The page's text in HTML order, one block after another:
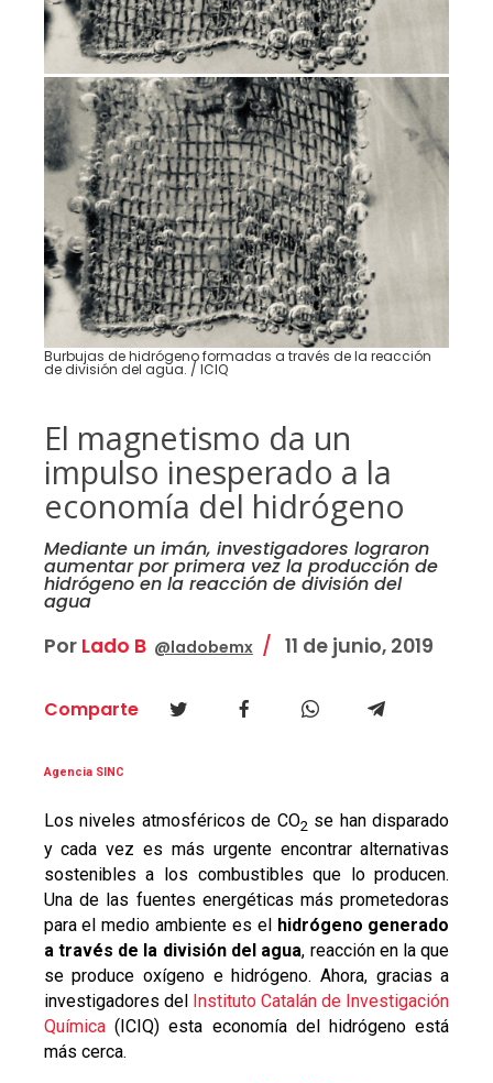
Burbujas de hidrógeno formadas a través de la reacción
de división del agua. / ICIQ
El magnetismo da un
impulso inesperado a la
economía del hidrógeno
Mediante un imán, investigadores lograron
aumentar por primera vez la producción de
hidrógeno en la reacción de división del
agua
Por Lado B @ladobemx 11 de junio, 2019
Comparte
Agencia SINC
Los niveles atmosféricos de CO2 se han disparado
y cada vez es más urgente encontrar alternativas
sostenibles a los combustibles que lo producen.
Una de las fuentes energéticas más prometedoras
para el medio ambiente es el hidrógeno generado
a través de la división del agua, reacción en la que
se produce oxígeno e hidrógeno. Ahora, gracias a
investigadores del Instituto Catalán de Investigación
Química(ICIQ) esta economía del hidrógeno está
más cerca.